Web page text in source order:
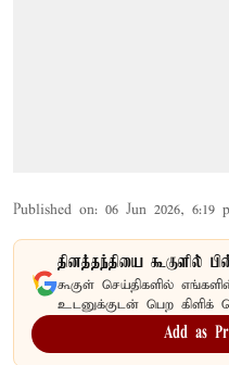
Published on: 06 Jun 2026, 6:19
தினத்தந்தியை கூகுளில்
கூகுள் செய்திகளில்
உடனுக்குடன் பெற கிளிக்
Add as